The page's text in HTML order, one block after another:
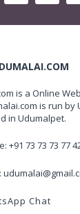
is a Online
is run by
in Udumalpet.
+91 73 73 73 77
Chat